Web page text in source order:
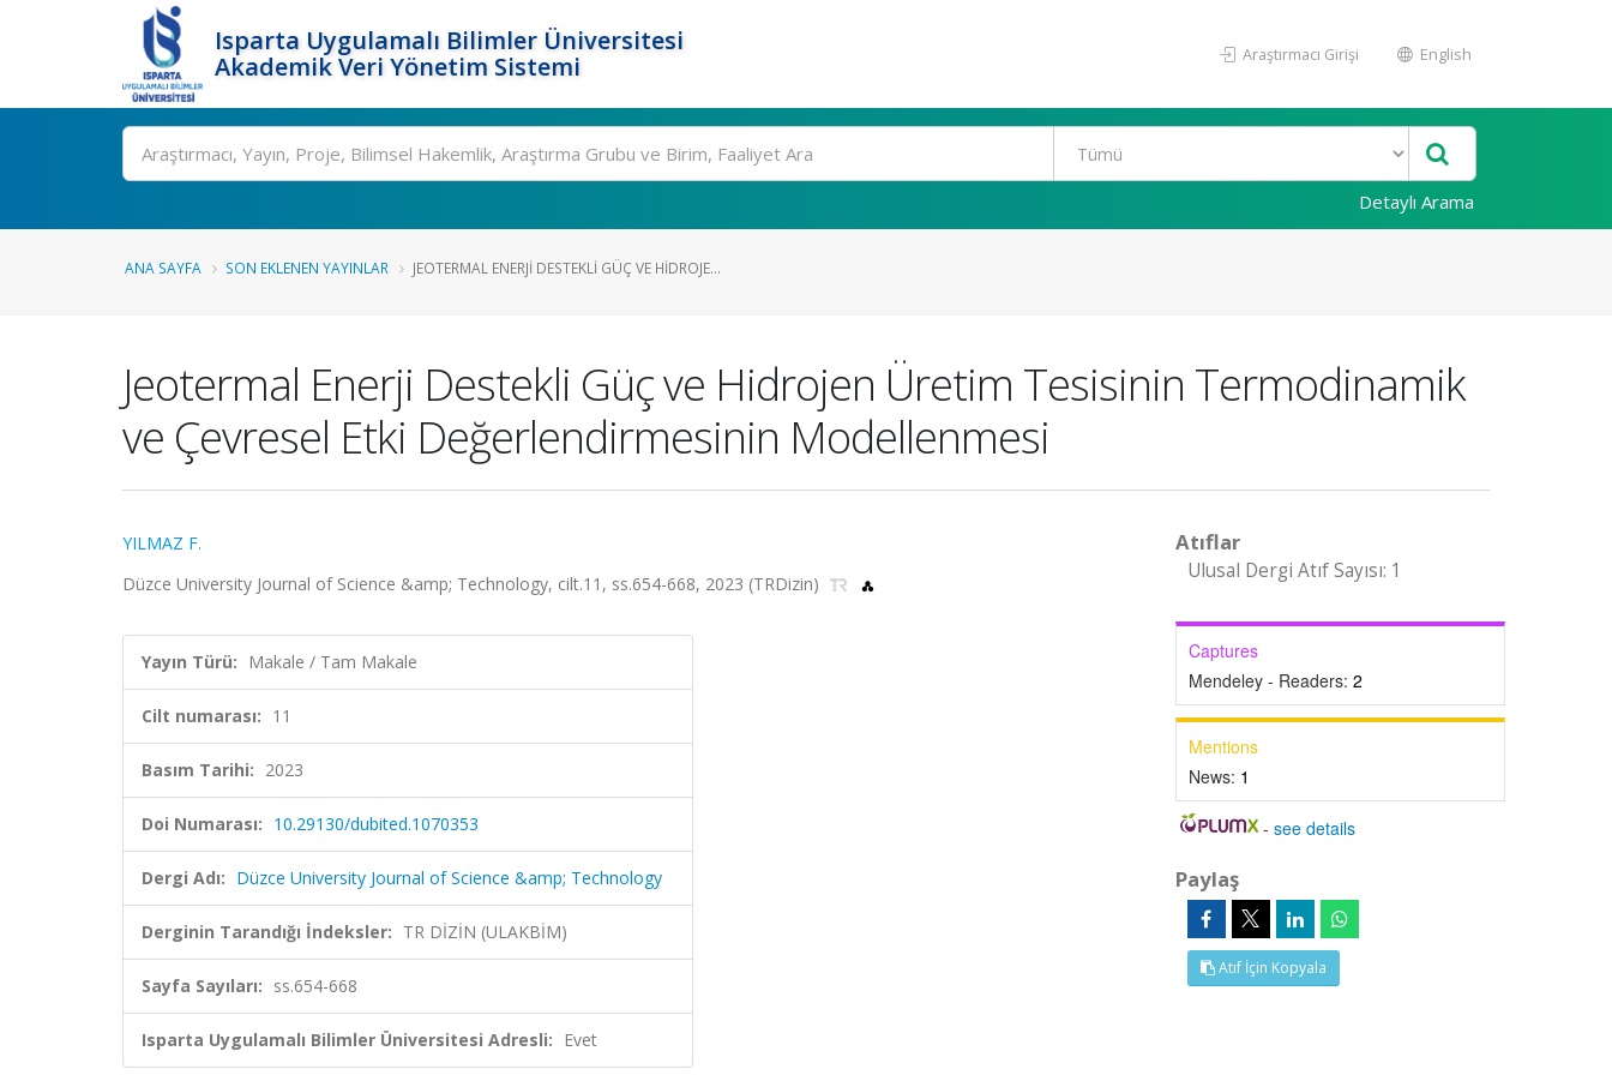
Isparta Uygulamalı Bilimler Üniversitesi
Akademik Veri Yönetim Sistemi
Araştırmacı Girişi English
Ara
Detaylı Arama
ANA SAYFA SON EKLENEN YAYINLAR JEOTERMAL ENERJI DESTEKLI GÜÇ VE HIDROJE...
Jeotermal Enerji Destekli Güç ve Hidrojen Üretim Tesisinin Termodinamik
ve Çevresel Etki Değerlendirmesinin Modellenmesi
YILMAZ F.
Düzce University Journal of Science &amp; Technology, cilt.11, ss.654-668, 2023 (TRDizin)
Yayın Türü: Makale / Tam Makale
Cilt numarası: 11
Basım Tarihi: 2023
Doi Numarası: 10.29130/dubited.1070353
Dergi Adı: Düzce University Journal of Science &amp; Technology
Derginin Tarandığı İndeksler: TR DİZİN (ULAKBİM)
Sayfa Sayıları: ss.654-668
Isparta Uygulamalı Bilimler Üniversitesi Adresli: Evet
Atıflar
Ulusal Dergi Atıf Sayısı: 1
Captures
Mendeley - Readers: 2
Mentions
News: 1
-see details
Paylaş
Atıf İçin Kopyala